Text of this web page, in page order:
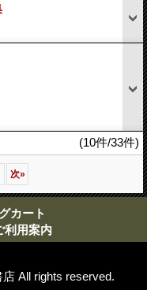
(10件/33件)
次»
カート
利用案内
All rights reserved.